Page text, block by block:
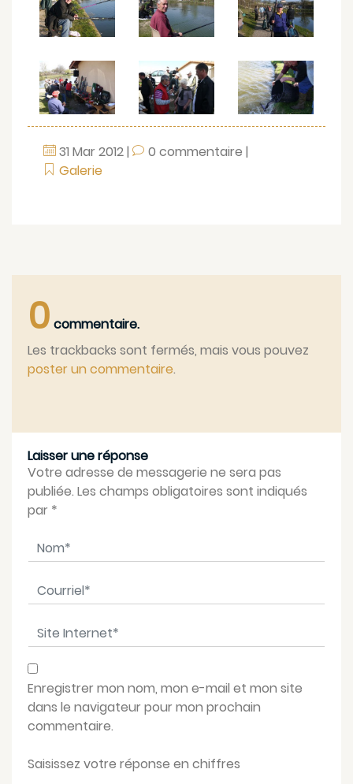
31 Mar 2012| 0 commentaire |
Galerie
0 commentaire.
Les trackbacks sont fermés, mais vous pouvez
poster un commentaire.
Laisser une réponse
Votre adresse de messagerie ne sera pas
publiée. Les champs obligatoires sont indiqués
par *
Nom*
Courriel*
Site Internet*
Enregistrer mon nom, mon e-mail et mon site
dans le navigateur pour mon prochain
commentaire.
Saisissez votre réponse en chiffres